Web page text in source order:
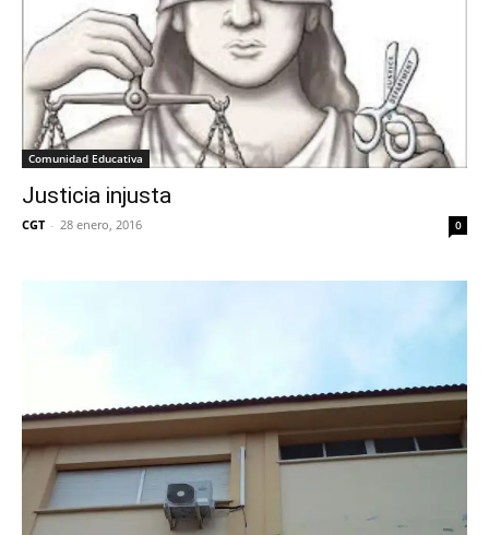
Comunidad Educativa
Justicia injusta
CGT - 28 enero, 2016 0